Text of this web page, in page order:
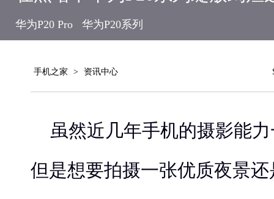
华为P20 Pro 华为P20系列
手机之家 > 资讯中心
虽然近几年手机的摄影能
但是想要拍摄一张优质夜景